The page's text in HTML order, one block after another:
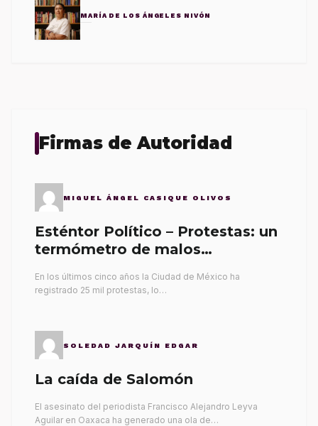
MARÍA DE LOS ÁNGELES NIVÓN
Firmas de Autoridad
MIGUEL ÁNGEL CASIQUE OLIVOS
Esténtor Político – Protestas: un
termómetro de malos
En los últimos cinco años la Ciudad de México ha
registrado 25 mil protestas, lo…
SOLEDAD JARQUÍN EDGAR
La caída de Salomón
El asesinato del periodista Francisco Alejandro Leyva
Aguilar en Oaxaca ha generado una ola de…